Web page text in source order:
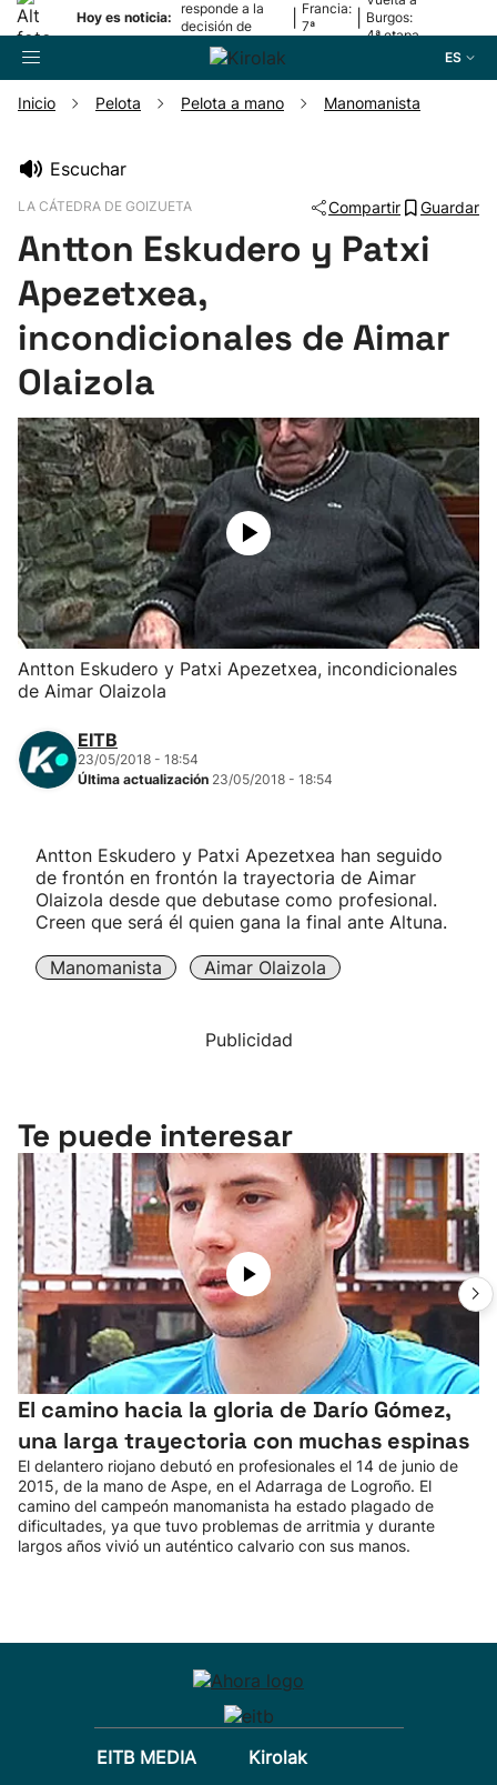
Hoy es noticia:
responde a la
decisión de
Oriamendi
Francia:
7ª
Burgos:
4ª etapa
ES
Pelota
Remo
Ciclismo
Herri-kirolak
Balonmano
Kirolak 360
Carreras de montaña
"Helmuga"
Inicio Pelota Pelota a mano Manomanista
Escuchar
LA CÁTEDRA DE GOIZUETA Compartir Guardar
Antton Eskudero y Patxi
Apezetxea,
incondicionales de Aimar
Olaizola
Antton Eskudero y Patxi Apezetxea, incondicionales
de Aimar Olaizola
EITB
23/05/2018 - 18:54
Última actualización 23/05/2018 - 18:54
Antton Eskudero y Patxi Apezetxea han seguido
de frontón en frontón la trayectoria de Aimar
Olaizola desde que debutase como profesional.
Creen que será él quien gana la final ante Altuna.
Manomanista Aimar Olaizola
Publicidad
Te puede interesar
El camino hacia la gloria de Darío Gómez,
una larga trayectoria con muchas espinas
El delantero riojano debutó en profesionales el 14 de junio de
2015, de la mano de Aspe, en el Adarraga de Logroño. El
camino del campeón manomanista ha estado plagado de
dificultades, ya que tuvo problemas de arritmia y durante
largos años vivió un auténtico calvario con sus manos.
EITB MEDIA
Kirolak